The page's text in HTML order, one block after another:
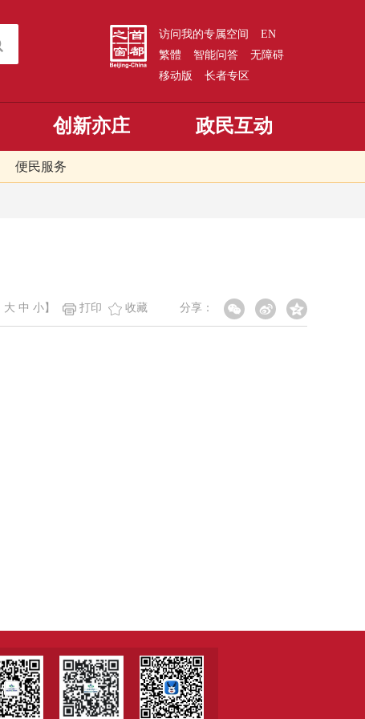
访问我的专属空间
EN
繁體
智能问答
无障碍
移动版
长者专区
便民服务
创新亦庄 政民互动
分享：
大 中 小 】 打印 收藏